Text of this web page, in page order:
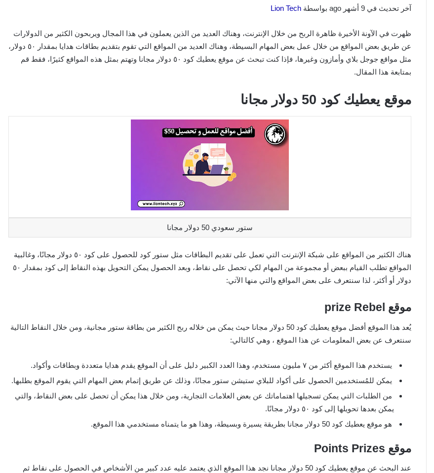
آخر تحديث في 9 أشهر ago بواسطة Lion Tech
ظهرت في الآونة الأخيرة ظاهرة الربح من خلال الإنترنت، وهناك العديد من الذين يعملون في هذا المجال ويربحون الكثير من الدولارات
عن طريق بعض المواقع من خلال عمل بعض المهام البسيطة، وهناك العديد من المواقع التي تقوم بتقديم بطاقات هدايا بمقدار ٥٠ دولار،
مثل مواقع جوجل بلاي وأمازون وغيرها، فإذا كنت تبحث عن موقع يعطيك كود ٥٠ دولار مجانا وتهتم بمثل هذه المواقع كثيرًا، فقط قم
بمتابعة هذا المقال.
موقع يعطيك كود 50 دولار مجانا
ستور سعودي 50 دولار مجانا
هناك الكثير من المواقع على شبكة الإنترنت التي تعمل على تقديم البطاقات مثل ستور كود للحصول على كود ٥٠ دولار مجانًا، وغالبية
المواقع تطلب القيام ببعض أو مجموعة من المهام لكي تحصل على نقاط، وبعد الحصول يمكن التحويل بهذه النقاط إلى كود بمقدار ٥٠
دولار أو أكثر، لذا سنتعرف على بعض المواقع والتي منها الآتي:
موقع prize Rebel
يُعد هذا الموقع أفضل موقع يعطيك كود 50 دولار مجانا حيث يمكن من خلاله ربح الكثير من بطاقة ستور مجانية، ومن خلال النقاط التالية
سنتعرف عن بعض المعلومات عن هذا الموقع ، وهي كالتالي:
يستخدم هذا الموقع أكثر من ٧ مليون مستخدم، وهذا العدد الكبير دليل على أن الموقع يقدم هدايا متعددة وبطاقات وأكواد.
يمكن للمُستخدمين الحصول على أكواد للبلاي ستيشن ستور مجانًا، وذلك عن طريق إتمام بعض المهام التي يقوم الموقع بطلبها.
من الطلبات التي يمكن تسجيلها اهتماماتك عن بعض العلامات التجارية، ومن خلال هذا يمكن أن تحصل على بعض النقاط، والتي
يمكن بعدها تحويلها إلى كود ٥٠ دولار مجانًا.
هو موقع يعطيك كود 50 دولار مجانا بطريقة يسيرة وبسيطة، وهذا هو ما يتمناه مستخدمي هذا الموقع.
موقع Points Prizes
عند البحث عن موقع يعطيك كود 50 دولار مجانا نجد هذا الموقع الذي يعتمد عليه عدد كبير من الأشخاص في الحصول على نقاط ثم